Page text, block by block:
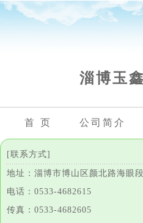
淄博玉
首 页 公司简介
[联系方式]
地址：淄博市博山区颜北路海眼
电话：0533-4682615
传真：0533-4682605